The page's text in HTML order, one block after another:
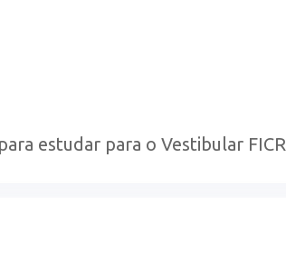
estudar para o Vestibular FICR